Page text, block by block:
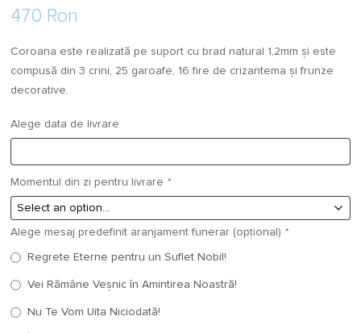
470 Ron
Coroana este realizată pe suport cu brad natural 1,2mm și este
compusă din 3 crini, 25 garoafe, 16 fire de crizantema și frunze
decorative.
Alege data de livrare
Momentul din zi pentru livrare *
Alege mesaj predefinit aranjament funerar (opțional) *
Regrete Eterne pentru un Suflet Nobil!
Vei Rămâne Veșnic în Amintirea Noastră!
Nu Te Vom Uita Niciodată!